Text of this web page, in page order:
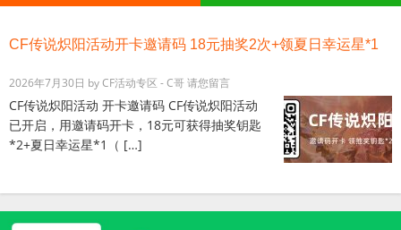
CF传说炽阳活动开卡邀请码 18元抽奖2次+领夏日幸运星*1
2026年7月30日 byCF活动专区 - C哥请您留言
CF传说炽阳活动 开卡邀请码 CF传说炽阳活动
已开启，用邀请码开卡，18元可获得抽奖钥匙
*2+夏日幸运星*1（ […]